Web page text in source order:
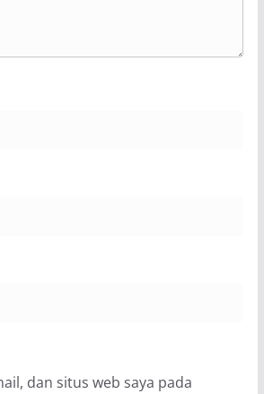
dan situs web saya pada